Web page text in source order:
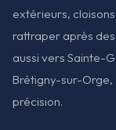
extérieurs,
rattraper après
aussi vers Sainte-
Brétigny-sur-Orge,
précision.